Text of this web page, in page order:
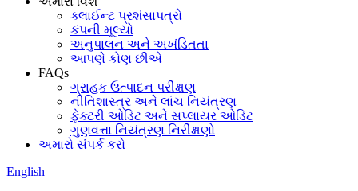
ક્લાઈન્ટ પ્રશંસાપત્રો
કંપની મૂલ્યો
અનુપાલન અને અખંડિતતા
આપણે કોણ છીએ
FAQs
ગ્રાહક ઉત્પાદન પરીક્ષણ
નીતિશાસ્ત્ર અને લાંચ નિયંત્રણ
ફેક્ટરી ઓડિટ અને સપ્લાયર ઓડિટ
ગુણવત્તા નિયંત્રણ નિરીક્ષણો
અમારો સંપર્ક કરો
English